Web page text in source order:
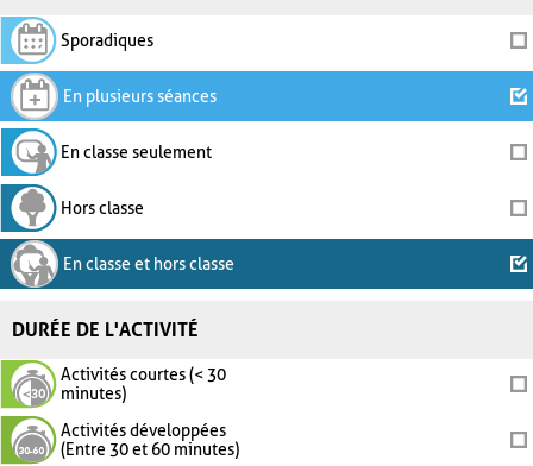
Sporadiques
En plusieurs séances
En classe seulement
Hors classe
En classe et hors classe
DURÉE DE L'ACTIVITÉ
Activités courtes (< 30
minutes)
Activités développées
(Entre 30 et 60 minutes)